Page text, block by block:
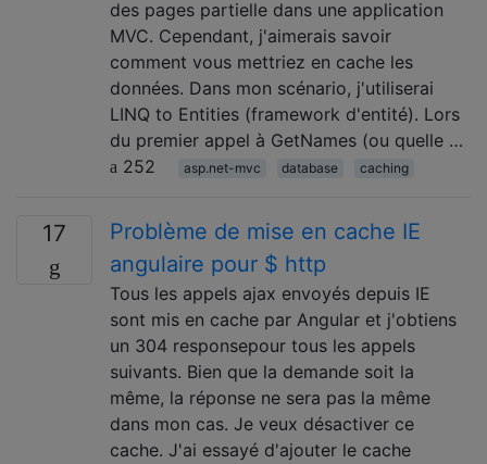
des pages partielle dans une application
MVC. Cependant, j'aimerais savoir
comment vous mettriez en cache les
données. Dans mon scénario, j'utiliserai
LINQ to Entities (framework d'entité). Lors
du premier appel à GetNames (ou quelle …
252
asp.net-mvc database caching
17
Problème de mise en cache IE
angulaire pour $ http
Tous les appels ajax envoyés depuis IE
sont mis en cache par Angular et j'obtiens
un 304 responsepour tous les appels
suivants. Bien que la demande soit la
même, la réponse ne sera pas la même
dans mon cas. Je veux désactiver ce
cache. J'ai essayé d'ajouter le cache